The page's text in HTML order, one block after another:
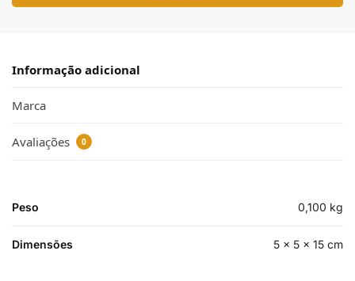
Informação adicional
Marca
Avaliações 0
Peso 0,100 kg
Dimensões 5 × 5 × 15 cm